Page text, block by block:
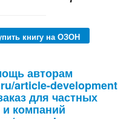
книгу на ОЗОН
авторам
article-development
для частных
и компаний